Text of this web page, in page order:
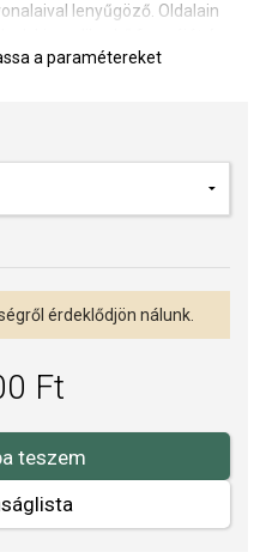
lenyűgöző. Oldalain
Az aranyozott felület
szolgáló segédeszköz
forgalmazója. Biztos lehet
a komplett márkás
a paramétereket
érdeklődjön nálunk.
Ft
teszem